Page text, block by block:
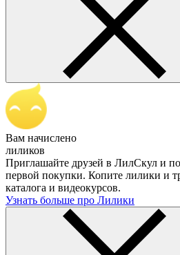
Вам начислено
лиликов
Приглашайте друзей в ЛилСкул и
первой покупки. Копите лилики и
каталога и видеокурсов.
Узнать больше про Лилики